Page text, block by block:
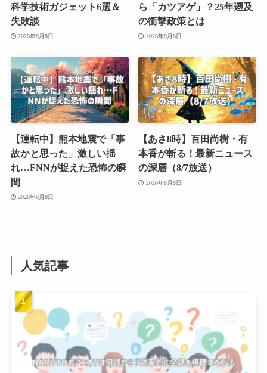
科学技術ガジェット6選＆
失敗談
2026年8月8日
ら「カツアゲ」？25年遡及
の衝撃政策とは
2026年8月8日
【運転中】熊本地震で「事
故かと思った」激しい揺
れ…FNNが捉えた恐怖の瞬
間
2026年8月8日
【あさ8時】百田尚樹・有
本香が斬る！最新ニュース
の深層（8/7放送）
2026年8月8日
人気記事